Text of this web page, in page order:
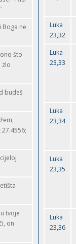
Boga ne
što
zlo
budeš
tvoje
on
Luka
23,32
Luka
23,33
Luka
23,34
Luka
23,35
Luka
23,36